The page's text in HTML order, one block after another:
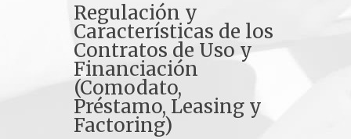
Regulación y
Características de los
Contratos de Uso y
Financiación
(Comodato,
Préstamo, Leasing y
Factoring)